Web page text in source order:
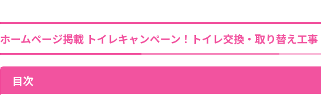
ホームページ掲載 トイレキャンペーン！トイレ交換・取り替え工
目次